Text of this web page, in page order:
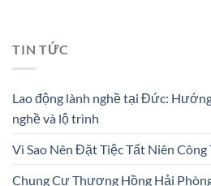
TIN TỨC
Lao động lành nghề tại Đức:
nghề và lộ trình
Vì Sao Nên Đặt Tiệc Tất Niên Công
Chung Cư Thượng Hồng Hải